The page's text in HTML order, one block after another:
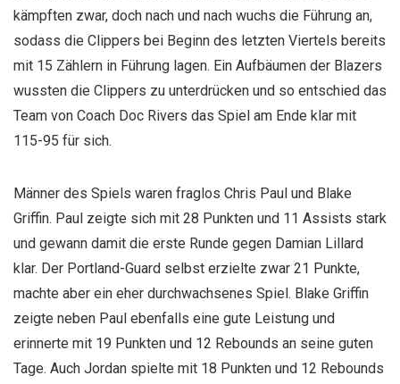
kämpften zwar, doch nach und nach wuchs die Führung an,
sodass die Clippers bei Beginn des letzten Viertels bereits
mit 15 Zählern in Führung lagen. Ein Aufbäumen der Blazers
wussten die Clippers zu unterdrücken und so entschied das
Team von Coach Doc Rivers das Spiel am Ende klar mit
115-95 für sich.
Männer des Spiels waren fraglos Chris Paul und Blake
Griffin. Paul zeigte sich mit 28 Punkten und 11 Assists stark
und gewann damit die erste Runde gegen Damian Lillard
klar. Der Portland-Guard selbst erzielte zwar 21 Punkte,
machte aber ein eher durchwachsenes Spiel. Blake Griffin
zeigte neben Paul ebenfalls eine gute Leistung und
erinnerte mit 19 Punkten und 12 Rebounds an seine guten
Tage. Auch Jordan spielte mit 18 Punkten und 12 Rebounds